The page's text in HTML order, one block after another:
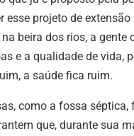
projeto de
beira dos rios, a gente
e a qualidade de vida,
a saúde fica ruim.
como a fossa séptica,
que, durante sua